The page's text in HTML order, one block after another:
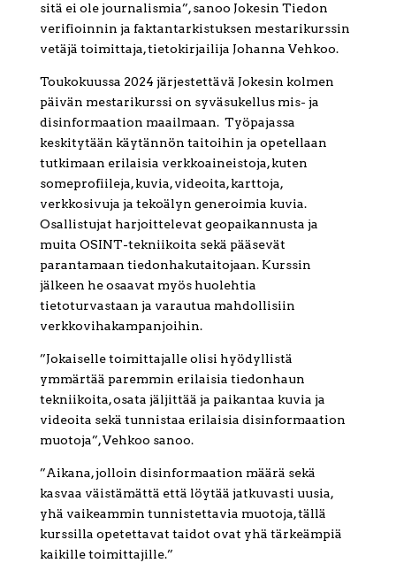
sitä ei ole journalismia”, sanoo Jokesin Tiedon
verifioinnin ja faktantarkistuksen mestarikurssin
vetäjä toimittaja, tietokirjailija Johanna Vehkoo.
Toukokuussa 2024 järjestettävä Jokesin kolmen
päivän mestarikurssi on syväsukellus mis- ja
disinformaation maailmaan. Työpajassa
keskitytään käytännön taitoihin ja opetellaan
tutkimaan erilaisia verkkoaineistoja, kuten
someprofiileja, kuvia, videoita, karttoja,
verkkosivuja ja tekoälyn generoimia kuvia.
Osallistujat harjoittelevat geopaikannusta ja
muita OSINT-tekniikoita sekä pääsevät
parantamaan tiedonhakutaitojaan. Kurssin
jälkeen he osaavat myös huolehtia
tietoturvastaan ja varautua mahdollisiin
verkkovihakampanjoihin.
”Jokaiselle toimittajalle olisi hyödyllistä
ymmärtää paremmin erilaisia tiedonhaun
tekniikoita, osata jäljittää ja paikantaa kuvia ja
videoita sekä tunnistaa erilaisia disinformaation
muotoja”, Vehkoo sanoo.
”Aikana, jolloin disinformaation määrä sekä
kasvaa väistämättä että löytää jatkuvasti uusia,
yhä vaikeammin tunnistettavia muotoja, tällä
kurssilla opetettavat taidot ovat yhä tärkeämpiä
kaikille toimittajille.”